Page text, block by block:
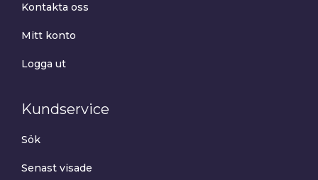
Kontakta oss
Mitt konto
Logga ut
Kundservice
Sök
Senast visade